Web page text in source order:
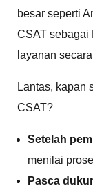
besar seperti
CSAT sebagai
layanan
Lantas, kapan
CSAT?
Setelah
menilai
Pasca